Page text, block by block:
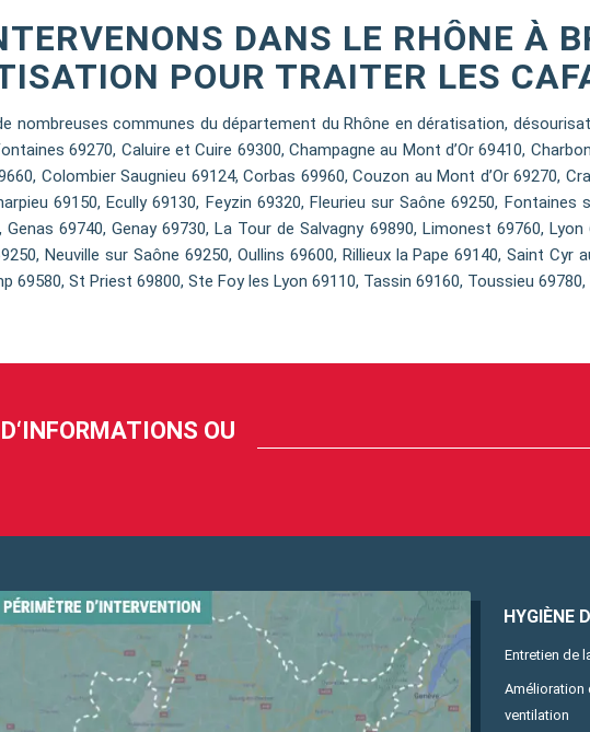
DANS LE RHÔNE À
POUR TRAITER LES
nombreuses communes du département du Rhône en dératisation,
69270, Caluire et Cuire 69300, Champagne au Mont d’Or 69410,
Colombier Saugnieu 69124, Corbas 69960, Couzon au Mont d’Or 69270,
69150, Ecully 69130, Feyzin 69320, Fleurieu sur Saône 69250,
Genas 69740, Genay 69730, La Tour de Salvagny 69890, Limonest 69760, Lyon
Neuville sur Saône 69250, Oullins 69600, Rillieux la Pape 69140, Saint Cyr
69580, St Priest 69800, Ste Foy les Lyon 69110, Tassin 69160, Toussieu
OU
HYGIÈNE
Entretien de
Amélioration
ventilation